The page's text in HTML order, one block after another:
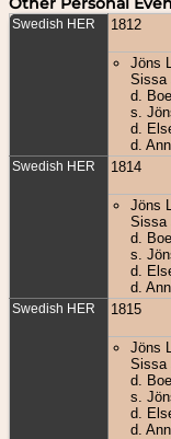
Swedish HER 1812
Jöns
Sissa
d.
s.
d.
d.
Swedish HER 1814
Jöns
Sissa
d.
s.
d.
d.
Swedish HER 1815
Jöns
Sissa
d.
s.
d.
d.